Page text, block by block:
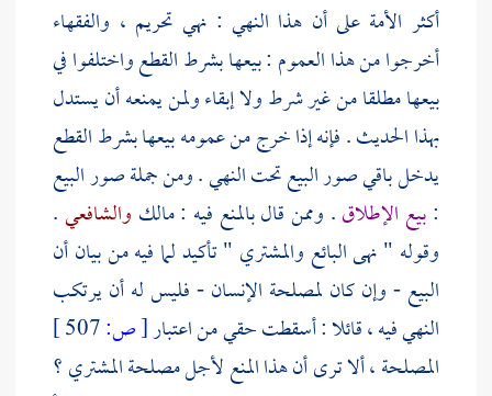
أكثر الأمة على أن هذا النهي : نهي تحريم ، والفقهاء
أخرجوا من هذا العموم : بيعها بشرط القطع واختلفوا في
بيعها مطلقا من غير شرط ولا إبقاء ولمن يمنعه أن يستدل
بهذا الحديث . فإنه إذا خرج من عمومه بيعها بشرط القطع
يدخل باقي صور البيع تحت النهي . ومن جملة صور البيع
:بيع الإطلاق. وممن قال بالمنع فيه :مالك والشافعي.
وقوله " نهى البائع والمشتري " تأكيد لما فيه من بيان أن
البيع - وإن كان لمصلحة الإنسان - فليس له أن يرتكب
النهي فيه ، قائلا : أسقطت حقي من اعتبار[ص:
المصلحة ، ألا ترى أن هذا المنع لأجل مصلحة المشتري ؟